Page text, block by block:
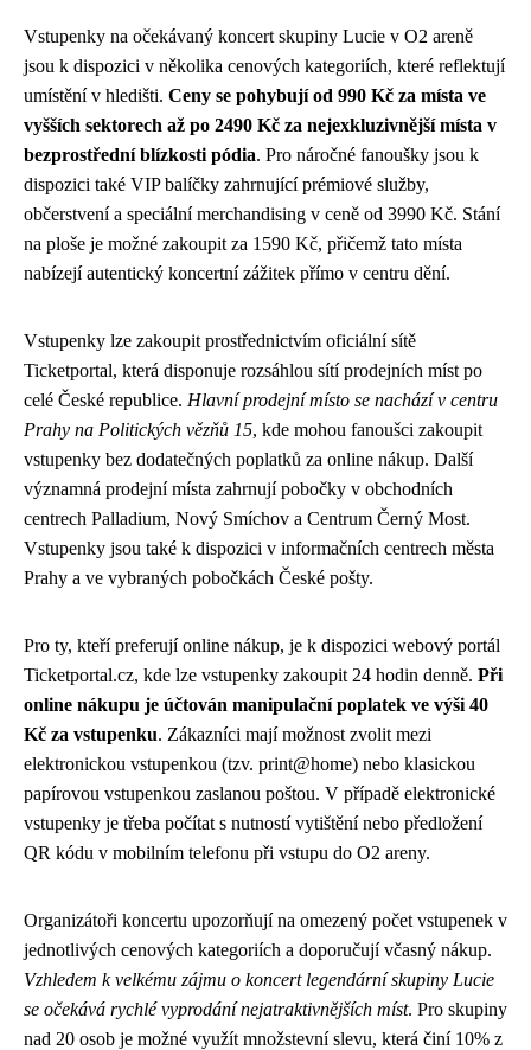
Vstupenky na očekávaný koncert skupiny Lucie v O2 areně
jsou k dispozici v několika cenových kategoriích, které reflektují
umístění v hledišti. Ceny se pohybují od 990 Kč za místa ve
vyšších sektorech až po 2490 Kč za nejexkluzivnější místa v
bezprostřední blízkosti pódia. Pro náročné fanoušky jsou k
dispozici také VIP balíčky zahrnující prémiové služby,
občerstvení a speciální merchandising v ceně od 3990 Kč. Stání
na ploše je možné zakoupit za 1590 Kč, přičemž tato místa
nabízejí autentický koncertní zážitek přímo v centru dění.
Vstupenky lze zakoupit prostřednictvím oficiální sítě
Ticketportal, která disponuje rozsáhlou sítí prodejních míst po
celé České republice. Hlavní prodejní místo se nachází v centru
Prahy na Politických vězňů 15, kde mohou fanoušci zakoupit
vstupenky bez dodatečných poplatků za online nákup. Další
významná prodejní místa zahrnují pobočky v obchodních
centrech Palladium, Nový Smíchov a Centrum Černý Most.
Vstupenky jsou také k dispozici v informačních centrech města
Prahy a ve vybraných pobočkách České pošty.
Pro ty, kteří preferují online nákup, je k dispozici webový portál
Ticketportal.cz, kde lze vstupenky zakoupit 24 hodin denně. Při
online nákupu je účtován manipulační poplatek ve výši 40
Kč za vstupenku. Zákazníci mají možnost zvolit mezi
elektronickou vstupenkou (tzv. print@home) nebo klasickou
papírovou vstupenkou zaslanou poštou. V případě elektronické
vstupenky je třeba počítat s nutností vytištění nebo předložení
QR kódu v mobilním telefonu při vstupu do O2 areny.
Organizátoři koncertu upozorňují na omezený počet vstupenek v
jednotlivých cenových kategoriích a doporučují včasný nákup.
Vzhledem k velkému zájmu o koncert legendární skupiny Lucie
se očekává rychlé vyprodání nejatraktivnějších míst. Pro skupiny
nad 20 osob je možné využít množstevní slevu, která činí 10% z